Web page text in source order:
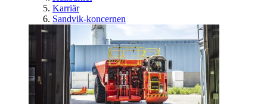
Karriär
Sandvik-koncernen